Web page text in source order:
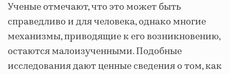
Ученые отмечают, что это может быть
справедливо и для человека, однако многие
механизмы, приводящие к его возникновению,
остаются малоизученными. Подобные
исследования дают ценные сведения о том, как